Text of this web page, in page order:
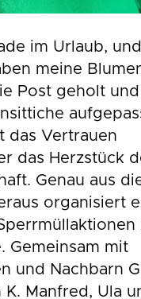
im Urlaub,
meine
Post geholt
das Vertrauen
das Herzstück
Genau aus
organisiert
Gemeinsam mit
und Nachbarn
K. Manfred, Ula